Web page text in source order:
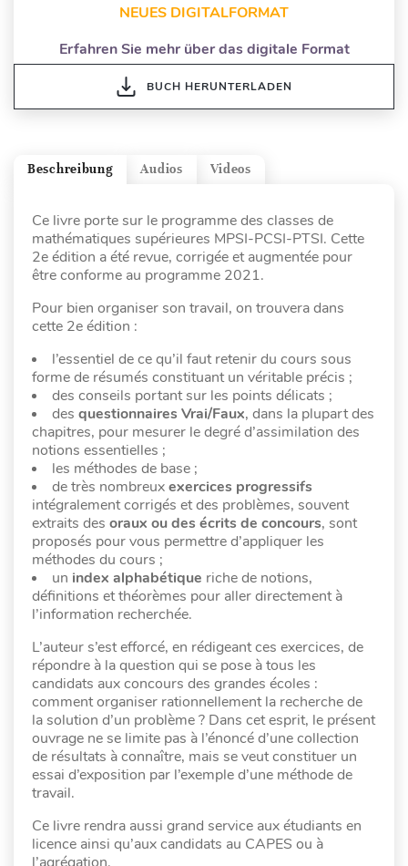
NEUES DIGITALFORMAT
Erfahren Sie mehr über das digitale Format
BUCH HERUNTERLADEN
Videos
Audios
Beschreibung
Ce livre porte sur le programme des classes de
mathématiques supérieures MPSI-PCSI-PTSI. Cette
2e édition a été revue, corrigée et augmentée pour
être conforme au programme 2021.
Pour bien organiser son travail, on trouvera dans
cette 2e édition :
l’essentiel de ce qu’il faut retenir du cours sous
forme de résumés constituant un véritable précis ;
des conseils portant sur les points délicats ;
des questionnaires Vrai/Faux, dans la plupart des
chapitres, pour mesurer le degré d’assimilation des
notions essentielles ;
les méthodes de base ;
de très nombreuxexercices progressifs
intégralement corrigés et des problèmes, souvent
extraits des oraux ou des écrits de concours, sont
proposés pour vous permettre d’appliquer les
méthodes du cours ;
un index alphabétique riche de notions,
définitions et théorèmes pour aller directement à
l’information recherchée.
L’auteur s’est efforcé, en rédigeant ces exercices, de
répondre à la question qui se pose à tous les
candidats aux concours des grandes écoles :
comment organiser rationnellement la recherche de
la solution d’un problème ? Dans cet esprit, le présent
ouvrage ne se limite pas à l’énoncé d’une collection
de résultats à connaître, mais se veut constituer un
essai d’exposition par l’exemple d’une méthode de
travail.
Ce livre rendra aussi grand service aux étudiants en
licence ainsi qu’aux candidats au CAPES ou à